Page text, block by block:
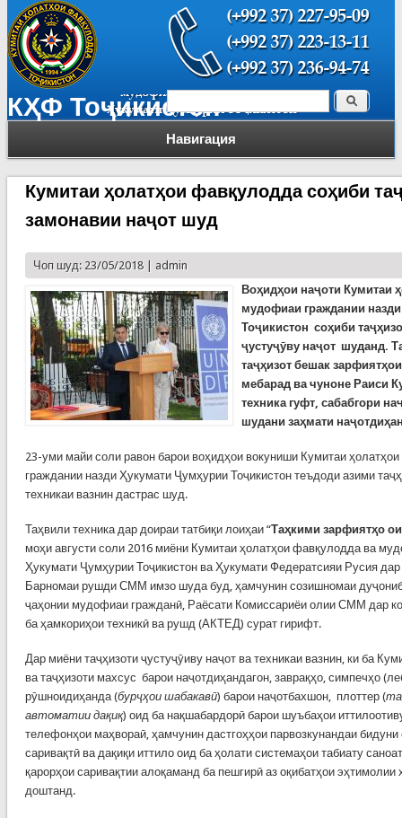
КҲФ Тоҷикистон
Навигация
Форма поиска Поиск
Кумитаи ҳолатҳои фавқулодда соҳиби
замонавии наҷот шуд
Чоп шуд: 23/05/2018 | admin
Воҳидҳои наҷоти Кумитаи
мудофиаи граждании
Тоҷикистон соҳиби
ҷустуҷӯву наҷот шуданд.
таҷҳизот бешак
мебарад ва чуноне Раиси
техника гуфт, сабабгори
шудани заҳмати
23-уми майи соли равон барои воҳидҳои вокуниши Кумитаи
граждании назди Ҳукумати Ҷумҳурии Тоҷикистон теъдоди азими
техникаи вазнин дастрас шуд.
Таҳвили техника дар доираи татбиқи лоиҳаи “Таҳкими зарфиятҳо
моҳи августи соли 2016 миёни Кумитаи ҳолатҳои фавқулодда ва
Ҳукумати Ҷумҳурии Тоҷикистон ва Ҳукумати Федератсияи Русия
Барномаи рушди СММ имзо шуда буд, ҳамчунин созишномаи
ҷаҳонии мудофиаи гражданӣ, Раёсати Комиссариёи олии СММ дар
ба ҳамкориҳои техникӣ ва рушд (АКТЕД) сурат гирифт.
Дар миёни таҷҳизоти ҷустуҷӯиву наҷот ва техникаи вазнин, ки ба
ва таҷҳизоти махсус барои наҷотдиҳандагон, заврақҳо, симпечҳо
рӯшноидиҳанда (бурҷҳои шабакавӣ) барои наҷотбахшон, плоттер (
автоматии дақиқ) оид ба нақшабардорӣ барои шуъбаҳои
телефонҳои маҳвораӣ, ҳамчунин дастгоҳҳои парвозкунандаи
саривақтӣ ва дақиқи иттило оид ба ҳолати системаҳои табиату
қарорҳои саривақтии алоқаманд ба пешгирӣ аз оқибатҳои
доштанд.